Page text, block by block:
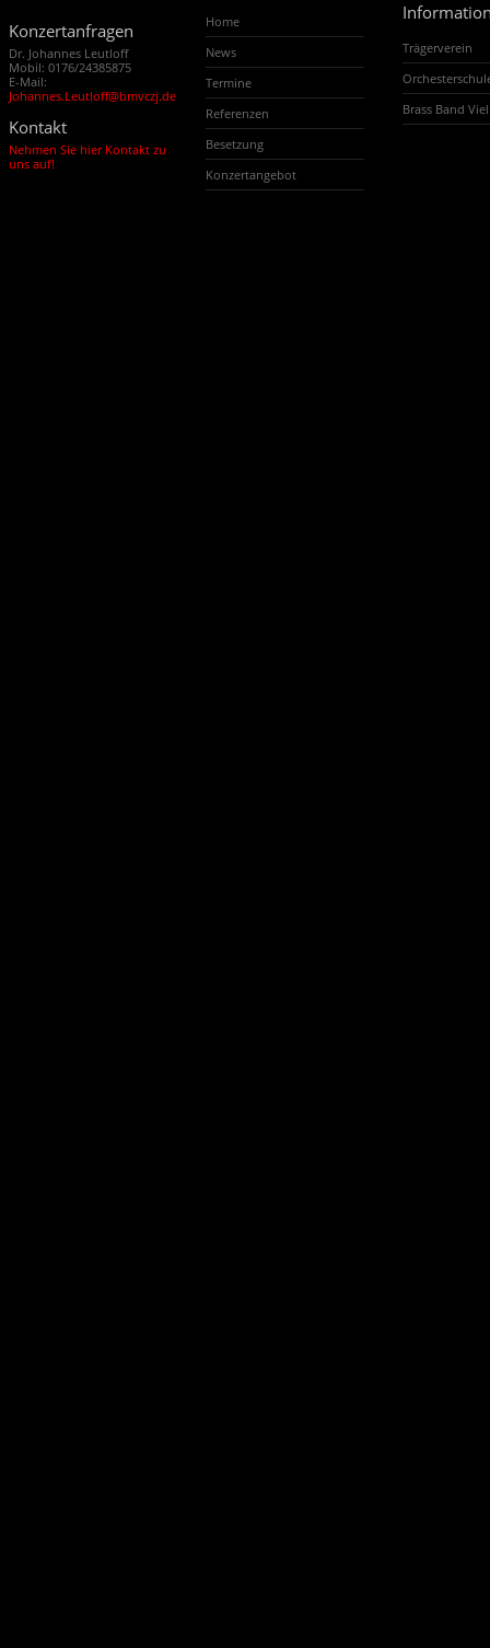
Konzertanfragen
Dr. Johannes Leutloff
Mobil: 0176/24385875
E-Mail:
Johannes.Leutloff@bmvczj.de
Kontakt
Nehmen Sie hier Kontakt zu
uns auf!
Home
News
Termine
Referenzen
Besetzung
Konzertangebot
Trägerverein
Brass Band